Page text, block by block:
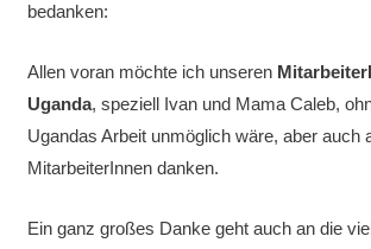
bedanken:
Allen voran möchte ich unseren
Uganda, speziell Ivan und Mama Caleb,
Ugandas Arbeit unmöglich wäre, aber auch
MitarbeiterInnen danken.
Ein ganz großes Danke geht auch an die